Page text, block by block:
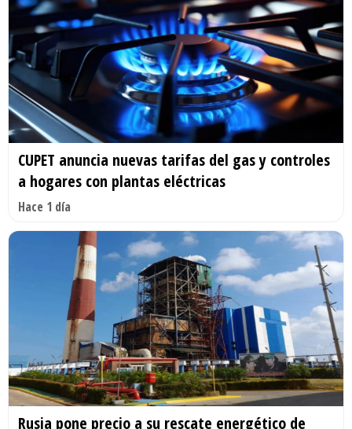
CUPET anuncia nuevas tarifas del gas y controles
a hogares con plantas eléctricas
Hace 1 día
Rusia pone precio a su rescate energético de